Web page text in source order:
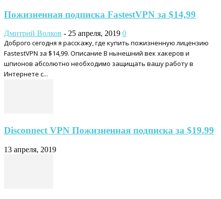
Пожизненная подписка FastestVPN за $14,99
Дмитрий Волков - 25 апреля, 2019 0
Доброго сегодня я расскажу, где купить пожизненную лицензию
FastestVPN за $14,99. Описание В нынешний век хакеров и
шпионов абсолютно необходимо защищать вашу работу в
Интернете с...
Disconnect VPN Пожизненная подписка за $19.99
13 апреля, 2019